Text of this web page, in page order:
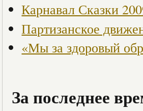
Карнавал Сказки
Партизанское
«Мы за здоровый
За последнее